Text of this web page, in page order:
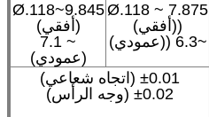
Ø.118 ~ 7.875
((أفقي)
~6.3 ((عمودي)
Ø.118~9.845
(أفقي)
~ 7.1
(عمودي)
±0.01 (اتجاه شعاعي)
±0.02 (وجه الرأس)